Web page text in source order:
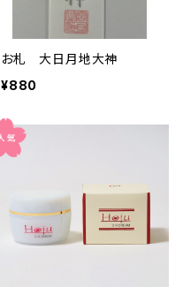
お札 大日月地大神
¥880